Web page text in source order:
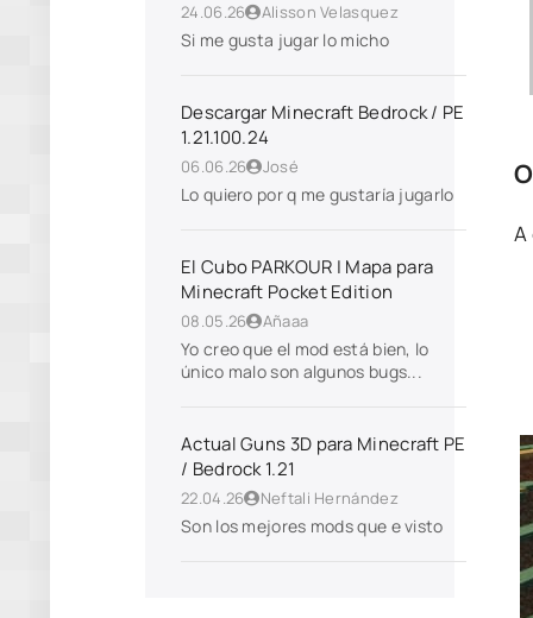
24.06.26 Alisson Velasquez
Si me gusta jugar lo micho
Descargar Minecraft Bedrock / PE
1.21.100.24
06.06.26 José
Lo quiero por q me gustaría jugarlo
El Cubo PARKOUR | Mapa para
Minecraft Pocket Edition
08.05.26 Añaaa
Yo creo que el mod está bien, lo
único malo son algunos bugs...
Actual Guns 3D para Minecraft PE
/ Bedrock 1.21
22.04.26 Neftali Hernández
Son los mejores mods que e visto